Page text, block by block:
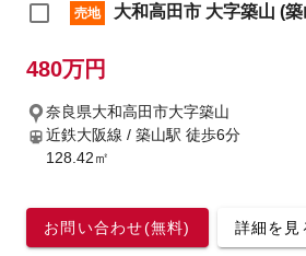
売地 大和高田市 大字築山 (
480万円
奈良県大和高田市大字築山
近鉄大阪線 / 築山駅 徒歩6分
128.42㎡
お問い合わせ(無料) 詳細を見